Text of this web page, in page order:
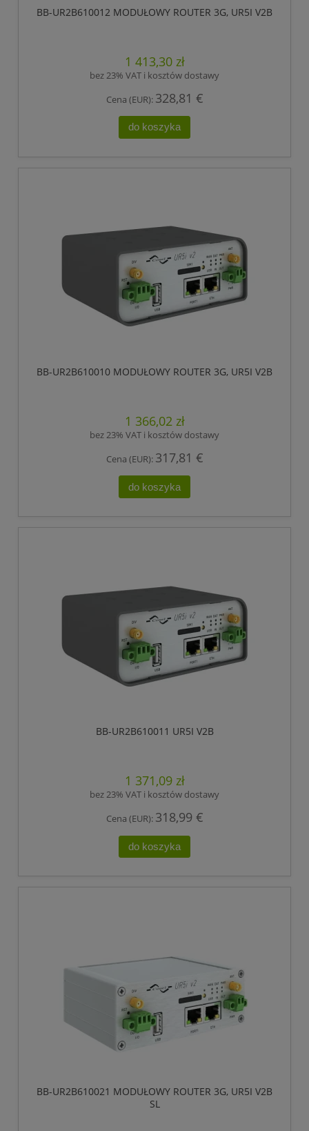
BB-UR2B610012 MODUŁOWY ROUTER 3G, UR5I V2B
1 413,30 zł
bez 23% VAT i kosztów dostawy
Cena (EUR): 328,81 €
do koszyka
BB-UR2B610010 MODUŁOWY ROUTER 3G, UR5I V2B
1 366,02 zł
bez 23% VAT i kosztów dostawy
Cena (EUR): 317,81 €
do koszyka
BB-UR2B610011 UR5I V2B
1 371,09 zł
bez 23% VAT i kosztów dostawy
Cena (EUR): 318,99 €
do koszyka
BB-UR2B610021 MODUŁOWY ROUTER 3G, UR5I V2B
SL